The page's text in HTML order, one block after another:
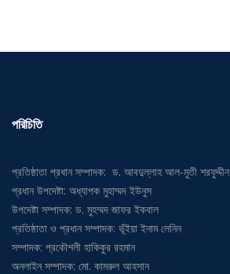
পরিচিতি
প্রতিষ্ঠাতা প্রধান সম্পাদক: ড. আবদুল্লাহ আল-মুতী শরফুদ্দীন
প্রধান উপদেষ্টা: অধ্যাপক মুহাম্মদ ইউনুস
উপদেষ্টা সম্পাদক: ড. মুহম্মদ জাফর ইকবাল
প্রতিষ্ঠাতা ও প্রধান সম্পাদক: ভূঁইয়া ইনাম লেনিন
সম্পাদক: প্রকৌশলী হাকিকুর রহমান
অনলাইন সম্পাদক: মো. কামরুল আহসান